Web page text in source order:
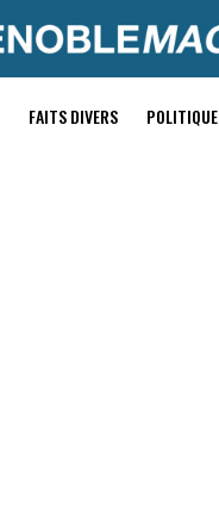
FAITS DIVERS POLITIQUE